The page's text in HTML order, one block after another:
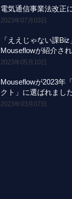
電気通信事業法改正
2023年07月03日
「ええじゃない課
Mouseflowが紹介さ
2023年05月10日
Mouseflowが2023年
クト」に選ばれまし
2023年03月07日